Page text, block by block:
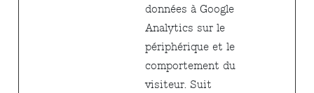
données à Google
Analytics sur le
périphérique et le
comportement du
visiteur. Suit